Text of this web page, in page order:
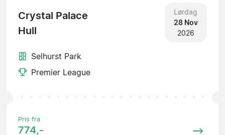
Crystal Palace
Hull
Lørdag
28 Nov
2026
Selhurst Park
Premier League
Pris fra
774,-